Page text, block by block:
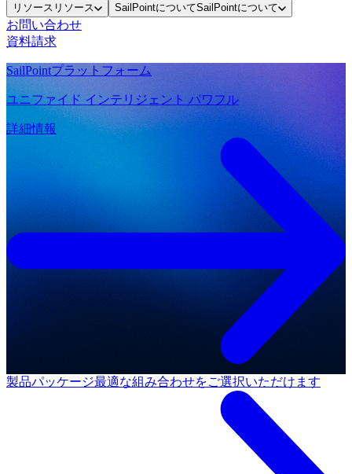
リソース リソース SailPointについてSailPointについて
お問い合わせ
資料請求
SailPointプラットフォーム
ユニファイド インテリジェント パワフル
詳細情報
製品パッケージ最適な組み合わせをご選択いただけます